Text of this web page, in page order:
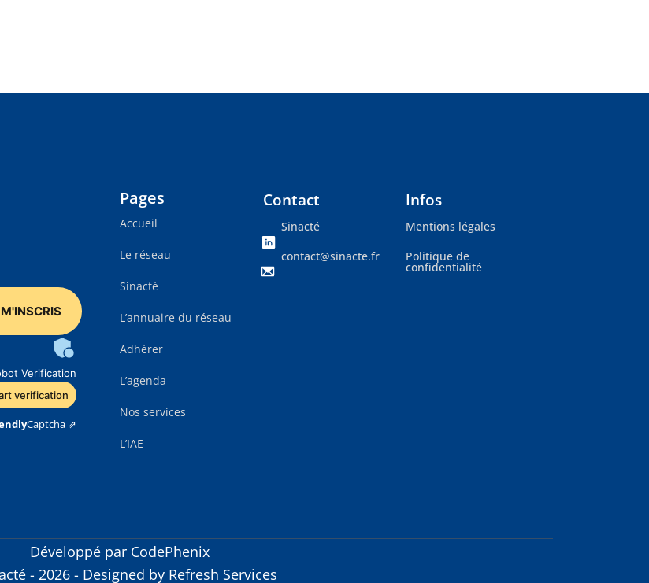
Verification
verification
Captcha ⇗
Pages
Accueil
Le réseau
Sinacté
L’annuaire du réseau
Adhérer
L’agenda
Nos services
L’IAE
Contact
Sinacté
contact@sinacte.fr
Infos
Mentions légales
Politique de
confidentialité
Développé par CodePhenix
- 2026 - Designed by Refresh Services